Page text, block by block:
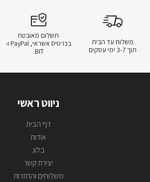
משלוח עד הבית
תוך 3-7 ימי עסקים
תשלום מאובטח
בכרטיס אשראי, PayPal ו-
BIT.
ניווט ראשי
דף הבית
אודות
בלוג
יצירת קשר
משלוחים והחזרות